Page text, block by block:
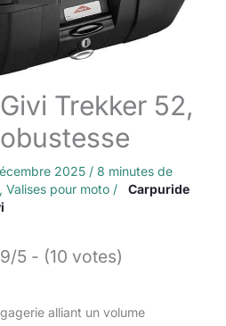
Trekker 52,
2025 / 8 minutes de
, Valises pour moto /
Carpuride
5 - (10 votes)
alliant un volume